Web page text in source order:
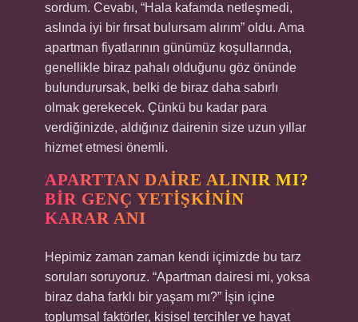
sordum. Cevabı, “Hala kafamda netleşmedi,
aslında iyi bir fırsat bulursam alırım” oldu. Ama
apartman fiyatlarının günümüz koşullarında,
genellikle biraz pahalı olduğunu göz önünde
bulundurursak, belki de biraz daha sabırlı
olmak gerekecek. Çünkü bu kadar para
verdiğinizde, aldığınız dairenin size uzun yıllar
hizmet etmesi önemli.
APARTTAN DAIRE ALINIR MI?
BIR GENÇ YETIŞKININ
KARAR ANI
Hepimiz zaman zaman kendi içimizde bu tarz
soruları soruyoruz. “Apartman dairesi mi, yoksa
biraz daha farklı bir yaşam mı?” İşin içine
toplumsal faktörler, kişisel tercihler ve hayat